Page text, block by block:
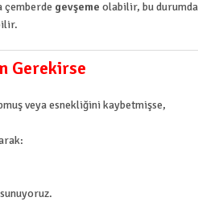
çemberde gevşeme olabilir, bu durumda
Gerekirse
veya esnekliğini kaybetmişse,